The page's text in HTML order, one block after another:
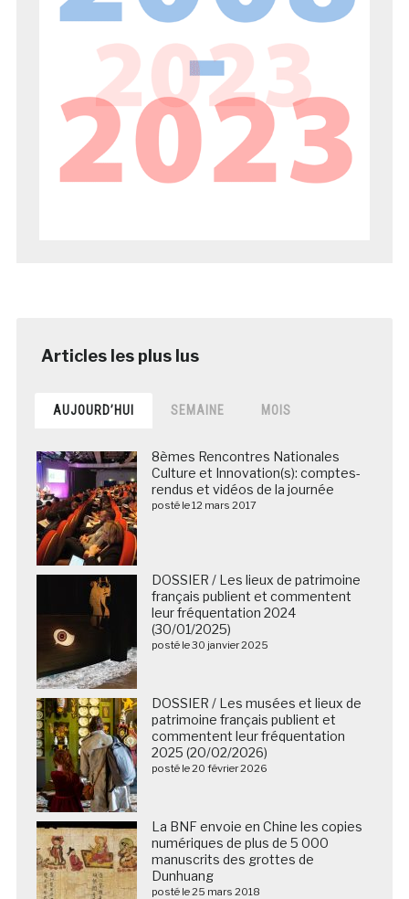
AUJOURD’HUI SEMAINE MOIS
8èmes Rencontres Nationales
Culture et Innovation(s): comptes-
rendus et vidéos de la journée
posté le 12 mars 2017
DOSSIER / Les lieux de patrimoine
français publient et commentent
leur fréquentation 2024
(30/01/2025)
posté le 30 janvier 2025
DOSSIER / Les musées et lieux de
patrimoine français publient et
commentent leur fréquentation
2025 (20/02/2026)
posté le 20 février 2026
La BNF envoie en Chine les copies
numériques de plus de 5 000
manuscrits des grottes de
Dunhuang
posté le 25 mars 2018